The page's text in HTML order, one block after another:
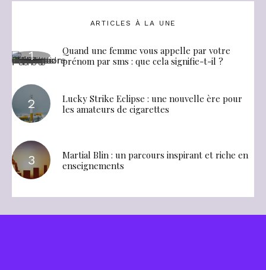
ARTICLES À LA UNE
Quand une femme vous appelle par votre
prénom par sms : que cela signifie-t-il ?
Lucky Strike Eclipse : une nouvelle ère pour
les amateurs de cigarettes
Martial Blin : un parcours inspirant et riche en
enseignements